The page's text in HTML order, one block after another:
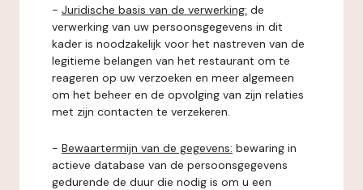
- Juridische basis van de verwerking: de
verwerking van uw persoonsgegevens in dit
kader is noodzakelijk voor het nastreven van de
legitieme belangen van het restaurant om te
reageren op uw verzoeken en meer algemeen
om het beheer en de opvolging van zijn relaties
met zijn contacten te verzekeren.
- Bewaartermijn van de gegevens: bewaring in
actieve database van de persoonsgegevens
gedurende de duur die nodig is om u een